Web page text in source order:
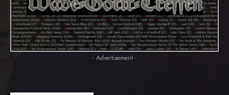
- Advertisement -